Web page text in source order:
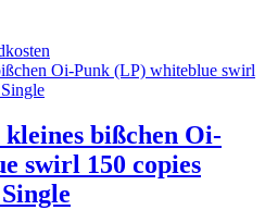
bißchen Oi-
swirl 150 copies